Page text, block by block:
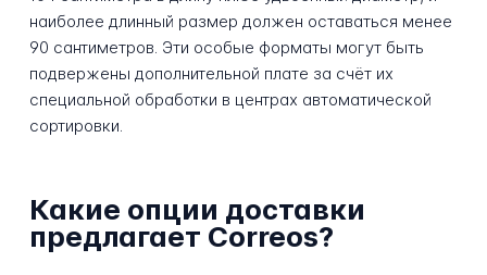
наиболее длинный размер должен оставаться менее
90 сантиметров. Эти особые форматы могут быть
подвержены дополнительной плате за счёт их
специальной обработки в центрах автоматической
сортировки.
Какие опции доставки
предлагает Correos?